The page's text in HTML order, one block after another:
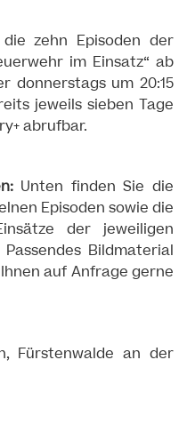
die zehn Episoden der
im Einsatz“ ab
donnerstags um 20:15
jeweils sieben Tage
abrufbar.
Unten finden Sie die
Episoden sowie die
der jeweiligen
Bildmaterial
auf Anfrage gerne
Fürstenwalde an der